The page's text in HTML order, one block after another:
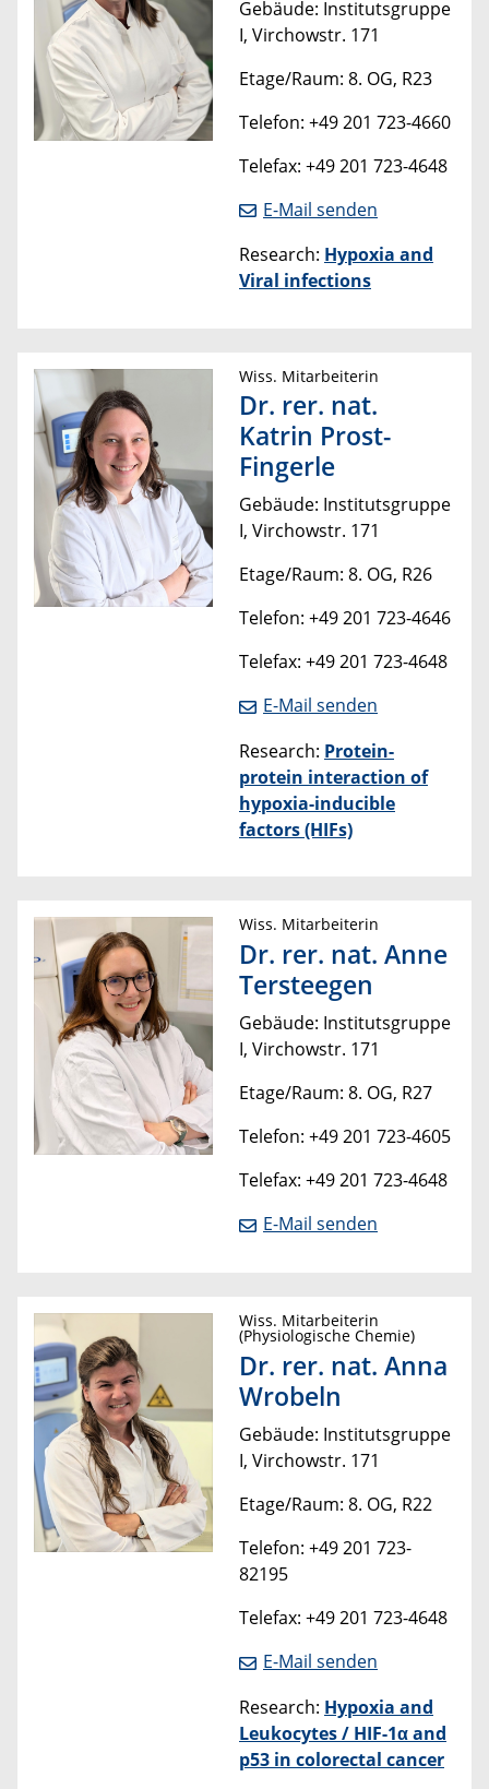
Gebäude: Institutsgruppe
I, Virchowstr. 171
Etage/Raum: 8. OG, R23
Telefon: +49 201 723-4660
Telefax: +49 201 723-4648
E-Mail senden
Research: Hypoxia and
Viral infections
Wiss. Mitarbeiterin
Dr. rer. nat.
Katrin Prost-
Fingerle
Gebäude: Institutsgruppe
I, Virchowstr. 171
Etage/Raum: 8. OG, R26
Telefon: +49 201 723-4646
Telefax: +49 201 723-4648
E-Mail senden
Research: Protein-
protein interaction of
hypoxia-inducible
factors (HIFs)
Wiss. Mitarbeiterin
Dr. rer. nat. Anne
Tersteegen
Gebäude: Institutsgruppe
I, Virchowstr. 171
Etage/Raum: 8. OG, R27
Telefon: +49 201 723-4605
Telefax: +49 201 723-4648
E-Mail senden
Wiss. Mitarbeiterin
(Physiologische Chemie)
Dr. rer. nat. Anna
Wrobeln
Gebäude: Institutsgruppe
I, Virchowstr. 171
Etage/Raum: 8. OG, R22
Telefon: +49 201 723-
82195
Telefax: +49 201 723-4648
E-Mail senden
Research: Hypoxia and
Leukocytes / HIF-1α and
p53 in colorectal cancer